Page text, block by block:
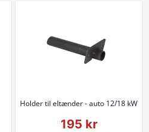
Holder til eltænder - auto 12/18 kW
195 kr